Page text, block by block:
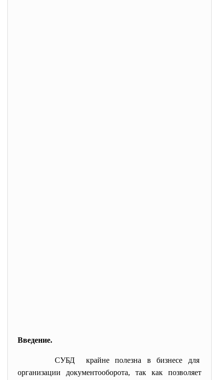
Введение.
СУБД крайне полезна в бизнесе для
организации документооборота, так как позволяет